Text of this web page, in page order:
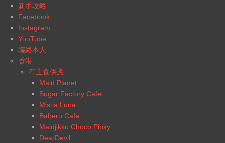
新手攻略
Facebook
Instagram
YouTube
聯絡本人
香港
有主食供應
Maid Planet
Sugar Factory Cafe
Mistia Luna
Baberu Cafe
Maidjikku Choco Pinky
DearDevil